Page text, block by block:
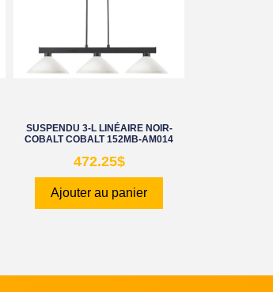
SUSPENDU 3-L LINÉAIRE NOIR-
COBALT COBALT 152MB-AM014
472.25$
Ajouter au panier